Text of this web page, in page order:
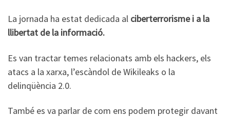
La jornada ha estat dedicada al ciberterrorisme i a la
llibertat de la informació.
Es van tractar temes relacionats amb els hackers, els
atacs a la xarxa, l’escàndol de Wikileaks o la
delinqüència 2.0.
També es va parlar de com ens podem protegir davant